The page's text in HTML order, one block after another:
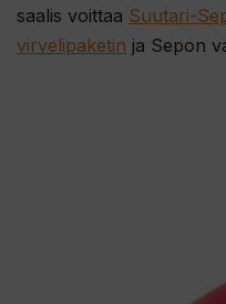
saalis voittaa Suutari-
virvelipaketin ja Sepon